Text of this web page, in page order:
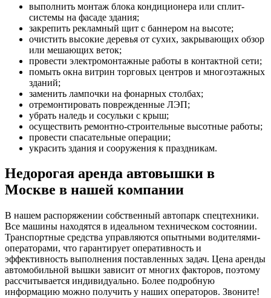
выполнить монтаж блока кондиционера или сплит-
системы на фасаде здания;
закрепить рекламный щит с баннером на высоте;
очистить высокие деревья от сухих, закрывающих обзор
или мешающих веток;
провести электромонтажные работы в контактной сети;
помыть окна витрин торговых центров и многоэтажных
зданий;
заменить лампочки на фонарных столбах;
отремонтировать поврежденные ЛЭП;
убрать наледь и сосульки с крыш;
осуществить ремонтно-строительные высотные работы;
провести спасательные операции;
украсить здания и сооружения к праздникам.
Недорогая аренда автовышки в
Москве в нашей компании
В нашем распоряжении собственный автопарк спецтехники.
Все машины находятся в идеальном техническом состоянии.
Транспортные средства управляются опытными водителями-
операторами, что гарантирует оперативность и
эффективность выполнения поставленных задач. Цена аренды
автомобильной вышки зависит от многих факторов, поэтому
рассчитывается индивидуально. Более подробную
информацию можно получить у наших операторов. Звоните!